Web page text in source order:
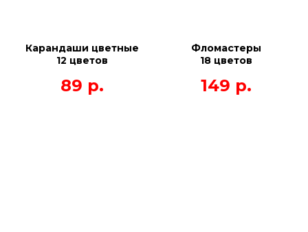
Карандаши цветные
12 цветов
89 р.
Фломастеры
18 цветов
149 р.